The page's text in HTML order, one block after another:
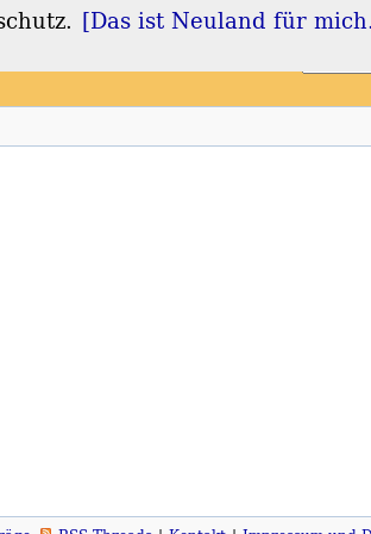
[Das ist Neuland für